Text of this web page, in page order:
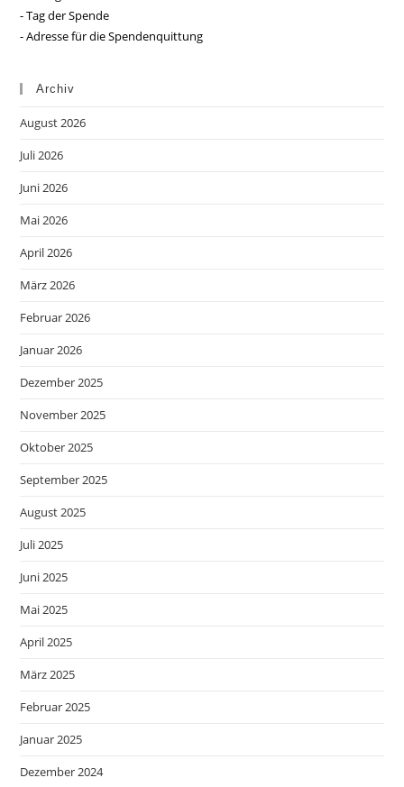
- Tag der Spende
- Adresse für die Spendenquittung
Archiv
August 2026
Juli 2026
Juni 2026
Mai 2026
April 2026
März 2026
Februar 2026
Januar 2026
Dezember 2025
November 2025
Oktober 2025
September 2025
August 2025
Juli 2025
Juni 2025
Mai 2025
April 2025
März 2025
Februar 2025
Januar 2025
Dezember 2024